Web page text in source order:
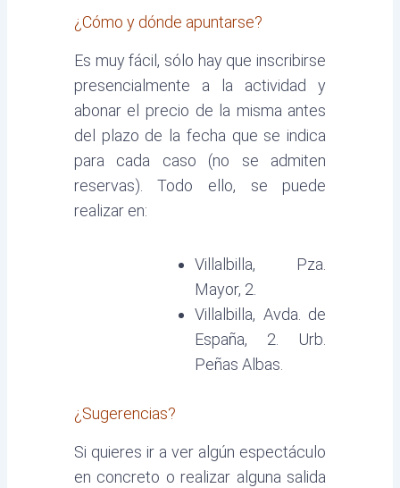
¿Cómo y dónde apuntarse?
Es muy fácil, sólo hay que inscribirse
presencialmente a la actividad y
abonar el precio de la misma antes
del plazo de la fecha que se indica
para cada caso (no se admiten
reservas). Todo ello, se puede
realizar en:
Villalbilla, Pza.
Mayor, 2.
Villalbilla, Avda. de
España, 2. Urb.
Peñas Albas.
¿Sugerencias?
Si quieres ir a ver algún espectáculo
en concreto o realizar alguna salida